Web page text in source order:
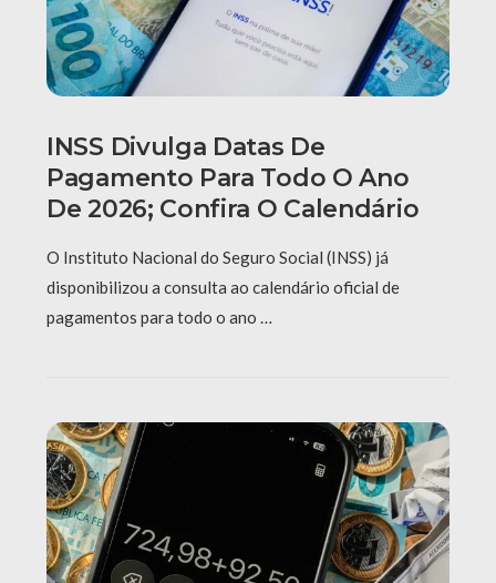
INSS Divulga Datas De
Pagamento Para Todo O Ano
De 2026; Confira O Calendário
O Instituto Nacional do Seguro Social (INSS) já
disponibilizou a consulta ao calendário oficial de
pagamentos para todo o ano …